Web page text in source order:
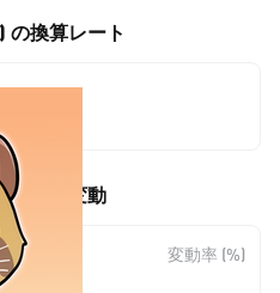
換算レート
の価格変動
変動率 (%)